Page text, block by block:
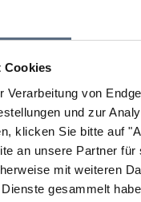
Cookies
Verarbeitung von
und zur
klicken Sie bitte auf
an unsere Partner
mit weiteren
gesammelt